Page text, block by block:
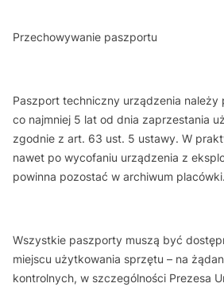
Przechowywanie paszportu
Paszport techniczny urządzenia
co najmniej 5 lat od dnia zaprzestania
zgodnie z art. 63 ust. 5 ustawy. W
nawet po wycofaniu urządzenia z
powinna pozostać w archiwum placówki.
Wszystkie paszporty muszą być
miejscu użytkowania sprzętu – na
kontrolnych, w szczególności Prezesa